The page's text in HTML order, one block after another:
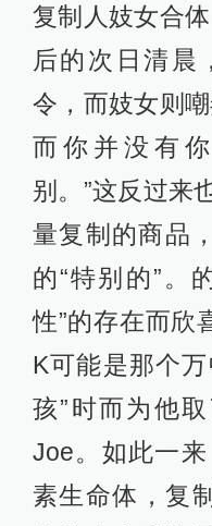
复制人妓女合
后的次日清晨
令，而妓女则
而你并没有
别。”这反过来
量复制的商品
的“特别的”。
性”的存在而欣
K可能是那个
孩”时而为他
Joe。如此一
素生命体，复